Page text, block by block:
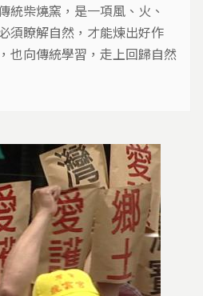
統柴燒窯，是一項風、火、
須瞭解自然，才能煉出好作
也向傳統學習，走上回歸自然